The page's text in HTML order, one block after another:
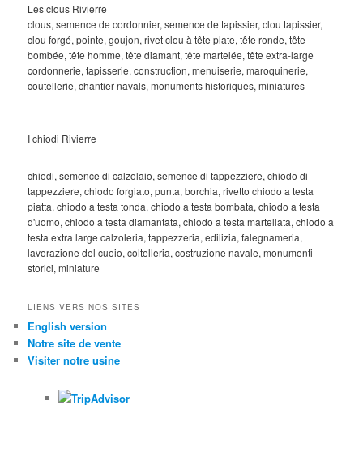
Les clous Rivierre
clous, semence de cordonnier, semence de tapissier, clou tapissier,
clou forgé, pointe, goujon, rivet clou à tête plate, tête ronde, tête
bombée, tête homme, tête diamant, tête martelée, tête extra-large
cordonnerie, tapisserie, construction, menuiserie, maroquinerie,
coutellerie, chantier navals, monuments historiques, miniatures
I chiodi Rivierre
chiodi, semence di calzolaio, semence di tappezziere, chiodo di
tappezziere, chiodo forgiato, punta, borchia, rivetto chiodo a testa
piatta, chiodo a testa tonda, chiodo a testa bombata, chiodo a testa
d'uomo, chiodo a testa diamantata, chiodo a testa martellata, chiodo a
testa extra large calzoleria, tappezzeria, edilizia, falegnameria,
lavorazione del cuoio, coltelleria, costruzione navale, monumenti
storici, miniature
LIENS VERS NOS SITES
English version
Notre site de vente
Visiter notre usine